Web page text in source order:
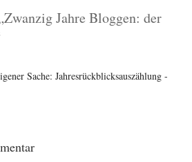
Jahre Bloggen: der
Sache: Jahresrückblicksauszählung -